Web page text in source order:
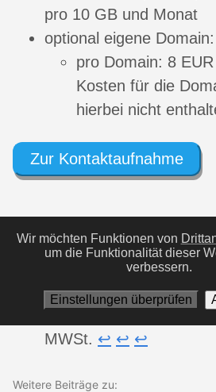
Wir möchten Funktionen von
um die Funktionalität dieser
verbessern.
Einstellungen überprüfen
pro 10 GB und Monat
optional eigene Domain:
pro Domain: 8 EUR
Kosten für die
hierbei nicht
Zur Kontaktaufnahme
alle Angebote für
daher verstehen sich
der jeweils gültigen
MWSt. ↩︎ ↩︎ ↩︎
Weitere Beiträge zu: